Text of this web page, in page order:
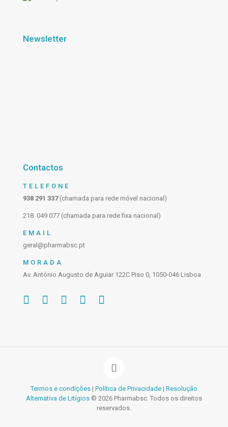
Newsletter
Contactos
TELEFONE
938 291 337(chamada para rede móvel nacional)
218 049 077 (chamada para rede fixa nacional)
EMAIL
geral@pharmabsc.pt
MORADA
Av. António Augusto de Aguiar 122C Piso 0, 1050-046 Lisboa
Termos e condições | Política de Privacidade | Resolução
Alternativa de Litígios © 2026 Pharmabsc. Todos os direitos
reservados.